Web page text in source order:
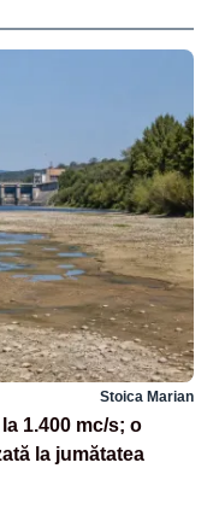
Stoica Marian
1.400 mc/s; o
la jumătatea